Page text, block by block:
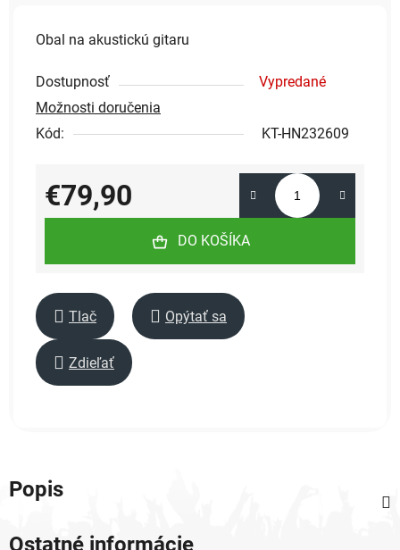
Obal na akustickú gitaru
Dostupnosť
Vypredané
Možnosti doručenia
Kód:
KT-HN232609
€79,90
Jednotková cena:
DO KOŠÍKA
Tlač Opýtať sa
Zdieľať
Popis
Ostatné informácie